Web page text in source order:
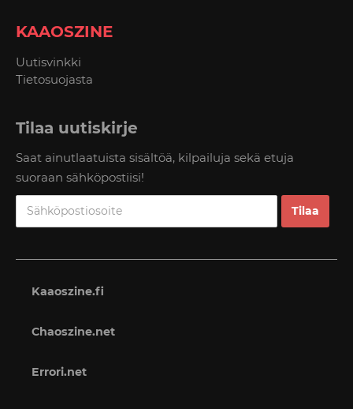
KAAOSZINE
Uutisvinkki
Tietosuojasta
Tilaa uutiskirje
Saat ainutlaatuista sisältöä, kilpailuja sekä etuja
suoraan sähköpostiisi!
Kaaoszine.fi
Chaoszine.net
Errori.net